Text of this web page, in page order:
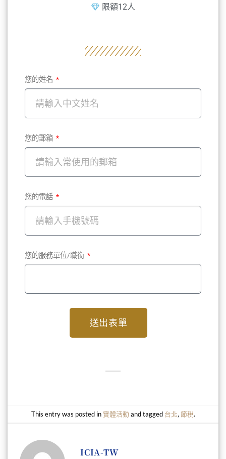
限額12人
您的姓名
您的郵箱
您的電話
您的服務單位/職銜
送出表單
This entry was posted in實體活動 and tagged 台北, 節稅.
ICIA-TW